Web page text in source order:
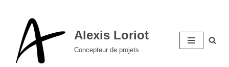
contenu
Alexis Loriot
Concepteur de projets